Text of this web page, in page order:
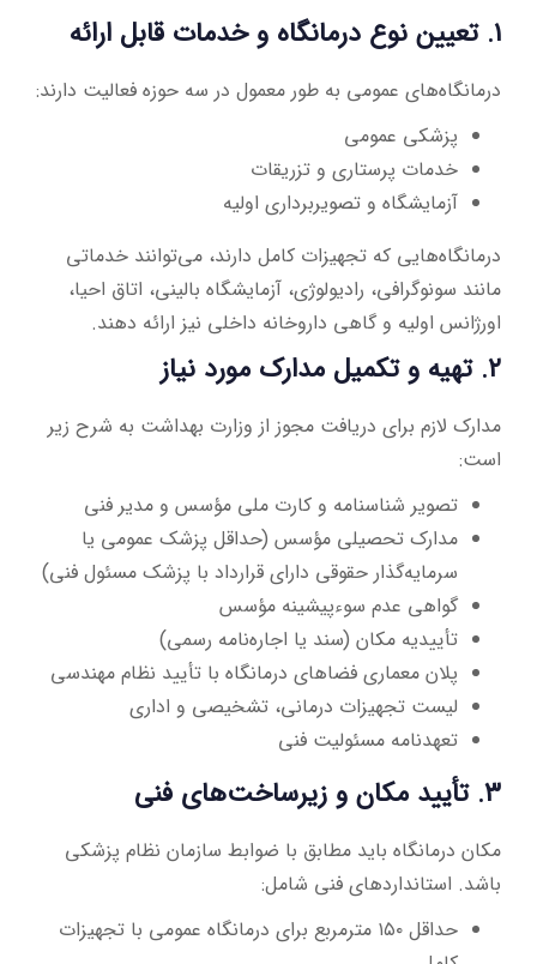
۱. تعیین نوع درمانگاه و خدمات قابل ارائه
درمانگاه‌های عمومی به طور معمول در سه حوزه فعالیت دارند:
پزشکی عمومی
خدمات پرستاری و تزریقات
آزمایشگاه و تصویربرداری اولیه
درمانگاه‌هایی که تجهیزات کامل دارند، می‌توانند خدماتی
مانند سونوگرافی، رادیولوژی، آزمایشگاه بالینی، اتاق احیا،
اورژانس اولیه و گاهی داروخانه داخلی نیز ارائه دهند.
۲. تهیه و تکمیل مدارک مورد نیاز
مدارک لازم برای دریافت مجوز از وزارت بهداشت به شرح زیر
است:
تصویر شناسنامه و کارت ملی مؤسس و مدیر فنی
مدارک تحصیلی مؤسس (حداقل پزشک عمومی یا
سرمایه‌گذار حقوقی دارای قرارداد با پزشک مسئول فنی)
گواهی عدم سوءپیشینه مؤسس
تأییدیه مکان (سند یا اجاره‌نامه رسمی)
پلان معماری فضاهای درمانگاه با تأیید نظام مهندسی
لیست تجهیزات درمانی، تشخیصی و اداری
تعهدنامه مسئولیت فنی
۳. تأیید مکان و زیرساخت‌های فنی
مکان درمانگاه باید مطابق با ضوابط سازمان نظام پزشکی
باشد. استانداردهای فنی شامل:
حداقل ۱۵۰ مترمربع برای درمانگاه عمومی با تجهیزات